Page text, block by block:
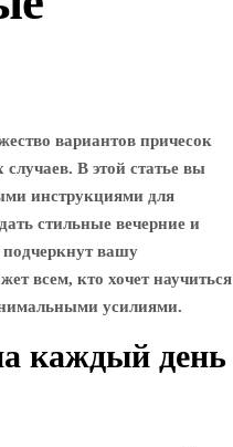
вариантов причесок
В этой статье вы
инструкциями для
стильные вечерние и
вашу
всем, кто хочет научиться
усилиями.
каждый день